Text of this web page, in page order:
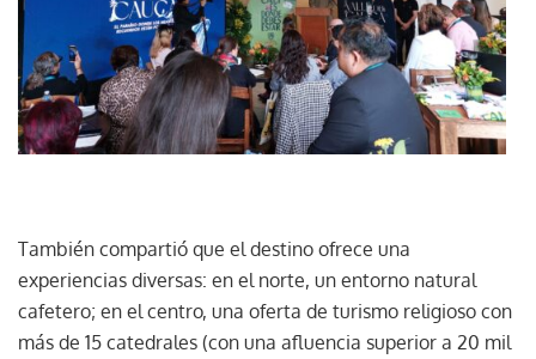
También compartió que el destino ofrece una
experiencias diversas: en el norte, un entorno natural
cafetero; en el centro, una oferta de turismo religioso con
más de 15 catedrales (con una afluencia superior a 20 mil